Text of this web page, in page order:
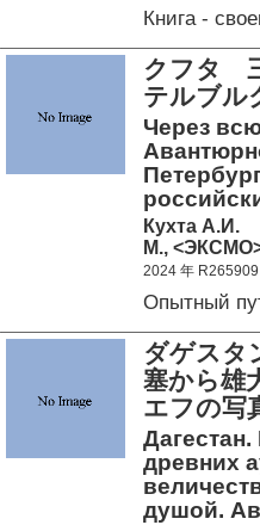
Книга -
クフタ
テルブル
Через
Кухта А.И.
М.,
2024 年 R265909
Опытный
ダゲスタ
塞から雄
エフの写
древних
душой.